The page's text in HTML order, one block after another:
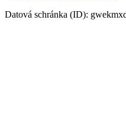
Datová schránka (ID):